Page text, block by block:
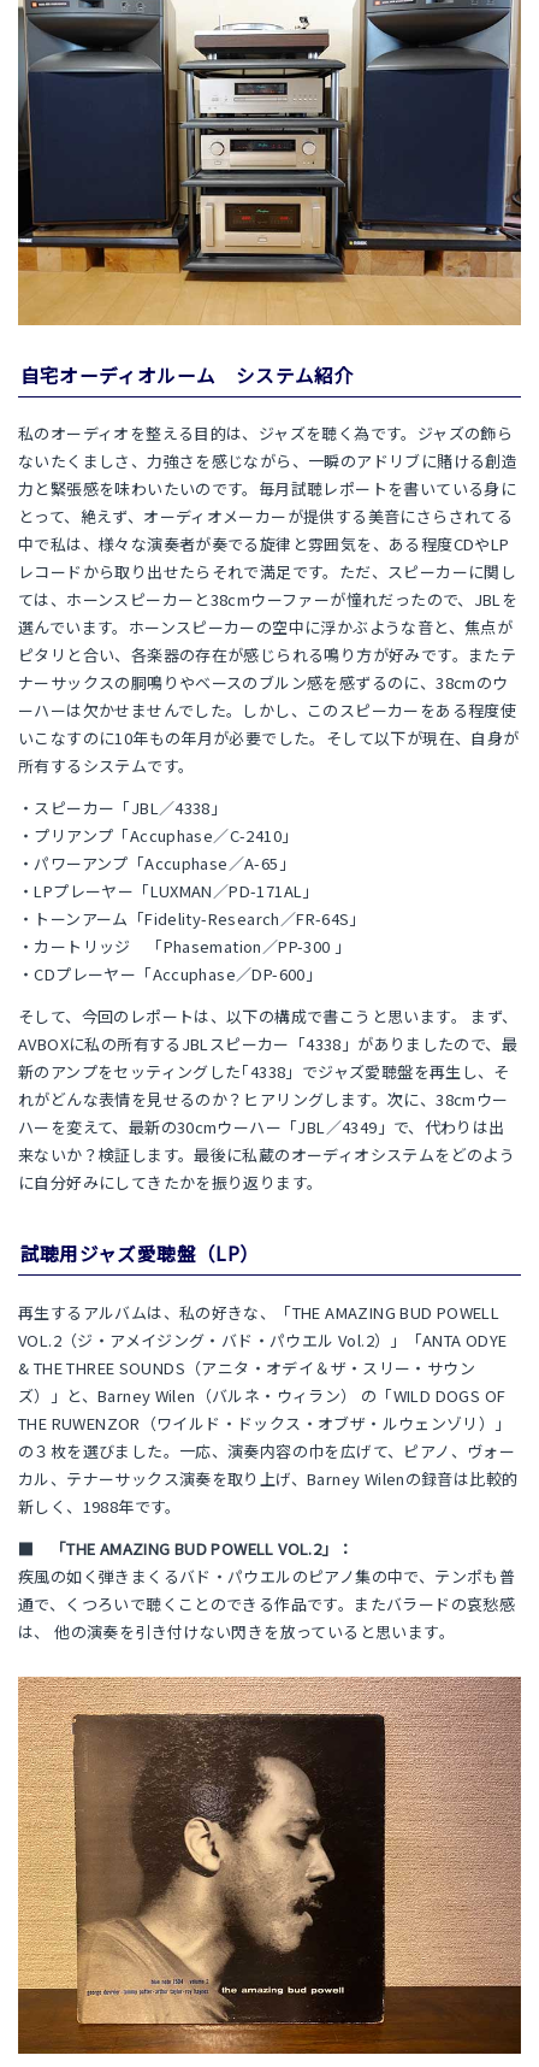
自宅オーディオルーム システム紹介
私のオーディオを整える目的は、ジャズを聴く為です。ジャズの飾ら
ないたくましさ、力強さを感じながら、一瞬のアドリブに賭ける創造
力と緊張感を味わいたいのです。毎月試聴レポートを書いている身に
とって、絶えず、オーディオメーカーが提供する美音にさらされてる
中で私は、様々な演奏者が奏でる旋律と雰囲気を、ある程度CDやLP
レコードから取り出せたらそれで満足です。ただ、スピーカーに関し
ては、ホーンスピーカーと38cmウーファーが憧れだったので、JBLを
選んでいます。ホーンスピーカーの空中に浮かぶような音と、焦点が
ピタリと合い、各楽器の存在が感じられる鳴り方が好みです。またテ
ナーサックスの胴鳴りやベースのブルン感を感ずるのに、38cmのウ
ーハーは欠かせませんでした。しかし、このスピーカーをある程度使
いこなすのに10年もの年月が必要でした。そして以下が現在、自身が
所有するシステムです。
・スピーカー「JBL／4338」
・プリアンプ「Accuphase／C-2410」
・パワーアンプ「Accuphase／A-65」
・LPプレーヤー「LUXMAN／PD-171AL」
・トーンアーム「Fidelity-Research／FR-64S」
・カートリッジ 「Phasemation／PP-300 」
・CDプレーヤー「Accuphase／DP-600」
そして、今回のレポートは、以下の構成で書こうと思います。 まず、
AVBOXに私の所有するJBLスピーカー「4338」がありましたので、最
新のアンプをセッティングした｢4338」でジャズ愛聴盤を再生し、そ
れがどんな表情を見せるのか？ヒアリングします。次に、38cmウー
ハーを変えて、最新の30cmウーハー「JBL／4349」で、代わりは出
来ないか？検証します。最後に私蔵のオーディオシステムをどのよう
に自分好みにしてきたかを振り返ります。
試聴用ジャズ愛聴盤（LP）
再生するアルバムは、私の好きな、「THE AMAZING BUD POWELL
VOL.2（ジ・アメイジング・バド・パウエル Vol.2）」「ANTA ODYE
& THE THREE SOUNDS（アニタ・オデイ＆ザ・スリー・サウン
ズ）」と、Barney Wilen（バルネ・ウィラン） の「WILD DOGS OF
THE RUWENZOR（ワイルド・ドックス・オブザ・ルウェンゾリ）」
の３枚を選びました。一応、演奏内容の巾を広げて、ピアノ、ヴォー
カル、テナーサックス演奏を取り上げ、Barney Wilenの録音は比較的
新しく、1988年です。
■ 「THE AMAZING BUD POWELL VOL.2」：
疾風の如く弾きまくるバド・パウエルのピアノ集の中で、テンポも普
通で、くつろいで聴くことのできる作品です。またバラードの哀愁感
は、 他の演奏を引き付けない閃きを放っていると思います。